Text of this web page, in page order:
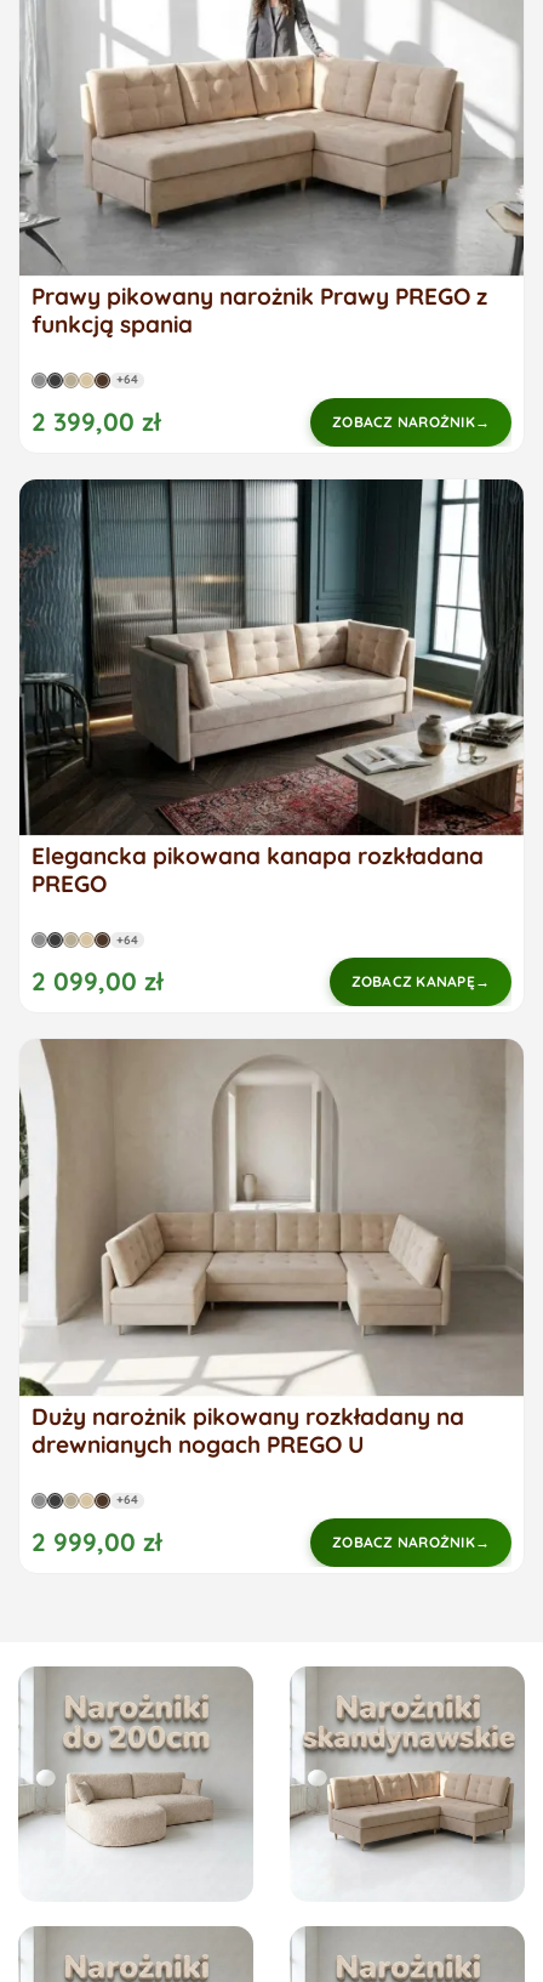
Prawy pikowany narożnik Prawy PREGO z
funkcją spania
+64
2 399,00 zł ZOBACZ NAROŻNIK
Elegancka pikowana kanapa rozkładana
PREGO
+64
2 099,00 zł ZOBACZ KANAPĘ
Duży narożnik pikowany rozkładany na
drewnianych nogach PREGO U
+64
2 999,00 zł ZOBACZ NAROŻNIK